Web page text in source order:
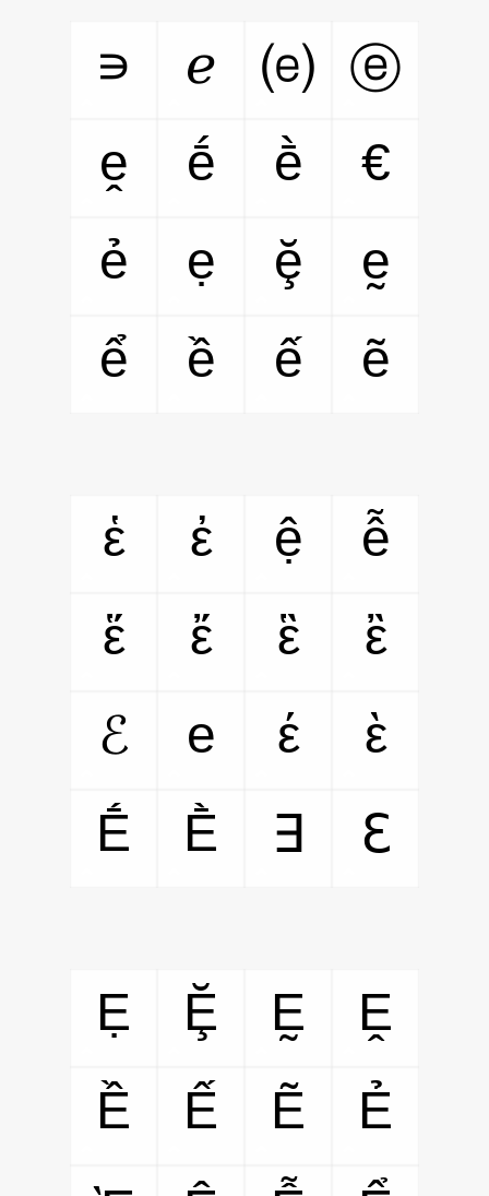
ⓔ
⒠
ℯ
∊
€
ḕ
ḗ
ḙ
ḛ
ḝ
ẹ
ẻ
ẽ
ế
ề
ể
ễ
ệ
ἐ
ἑ
ἒ
ἓ
ἔ
ἕ
ὲ
έ
e
ℰ
ℇ
∃
Ḕ
Ḗ
Ḙ
Ḛ
Ḝ
Ẹ
Ẻ
Ẽ
Ế
Ề